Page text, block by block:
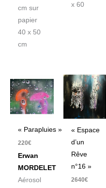
cm sur
papier
40 x 50
cm
x 60
« Parapluies »
220€
Erwan
MORDELET
Aérosol
« Espace
d’un
Rêve
n°16 »
2640€